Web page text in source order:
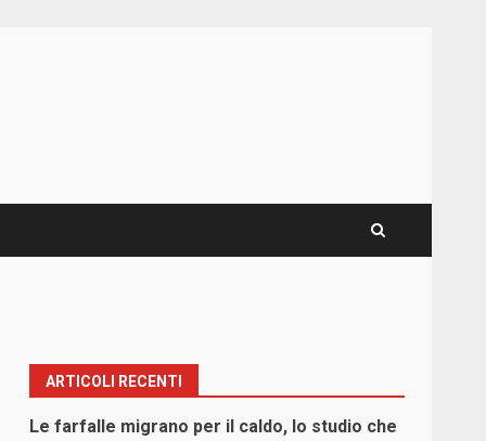
ARTICOLI RECENTI
Le farfalle migrano per il caldo, lo studio che